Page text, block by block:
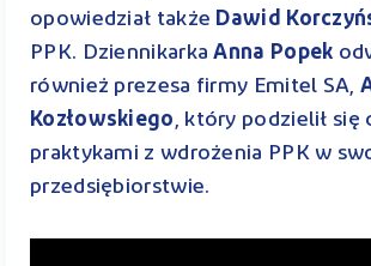
opowiedział także Dawid
PPK. DziennikarkaAnna Popek
również prezesa firmy Emitel SA,
Kozłowskiego, który podzielił się
praktykami z wdrożenia PPK w
przedsiębiorstwie.